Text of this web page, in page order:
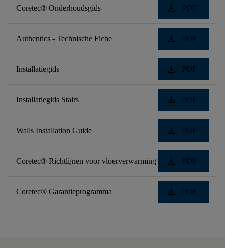
Coretec® Onderhoudsgids download PDF
Authentics - Technische Fiche download PDF
Installatiegids download PDF
Installatiegids Stairs download PDF
Walls Installation Guide download PDF
Coretec® Richtlijnen voor vloerverwarming download PDF
Coretec® Garantieprogramma download PDF